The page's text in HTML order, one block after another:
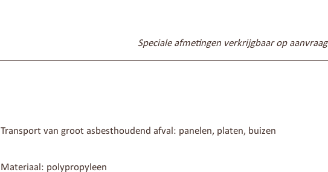
Speciale afmetingen verkrijgbaar op aanvraag
Transport van groot asbesthoudend afval: panelen, platen, buizen
Materiaal: polypropyleen